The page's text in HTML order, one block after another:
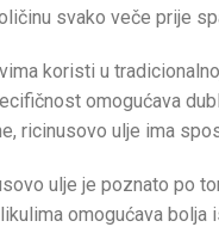
svako veče prije
koristi u
omogućava
ricinusovo ulje ima
ulje je poznato po
omogućava bolja